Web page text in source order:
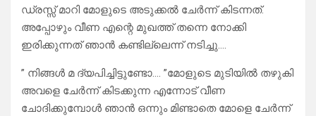
ഡ്രസ്സ്‌ മാറി മോളുടെ അടുക്കൽ ചേർന്ന് കിടന്നത്.
അപ്പോഴും വീണ എന്റെ മുഖത്ത് തന്നെ നോക്കി
ഇരിക്കുന്നത് ഞാൻ കണ്ടില്ലെന്ന് നടിച്ചു….
” നിങ്ങൾ മ ദ്യപിച്ചിട്ടുണ്ടോ…. ”മോളുടെ മുടിയിൽ തഴുകി
അവളെ ചേർന്ന് കിടക്കുന്ന എന്നോട് വീണ
ചോദിക്കുമ്പോൾ ഞാൻ ഒന്നും മിണ്ടാതെ മോളെ ചേർന്ന്